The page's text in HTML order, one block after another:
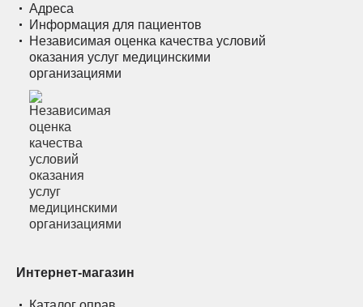
Адреса
Информация для пациентов
Независимая оценка качества условий
оказания услуг медицинскими
организациями
Интернет-магазин